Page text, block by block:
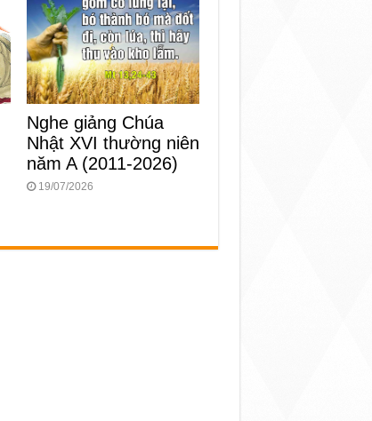
Nghe giảng Chúa
Nhật XVI thường niên
năm A (2011-2026)
19/07/2026